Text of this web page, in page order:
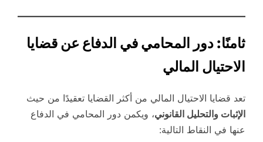
ثامنًا: دور المحامي في الدفاع عن قضايا
الاحتيال المالي
تعد قضايا الاحتيال المالي من أكثر القضايا تعقيدًا من حيث
الإثبات والتحليل القانوني، ويكمن دور المحامي في الدفاع
عنها في النقاط التالية: